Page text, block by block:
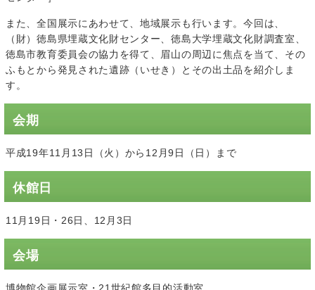
また、全国展示にあわせて、地域展示も行います。今回は、
（財）徳島県埋蔵文化財センター、徳島大学埋蔵文化財調査室、
徳島市教育委員会の協力を得て、眉山の周辺に焦点を当て、その
ふもとから発見された遺跡（いせき）とその出土品を紹介しま
す。
会期
平成19年11月13日（火）から12月9日（日）まで
休館日
11月19日・26日、12月3日
会場